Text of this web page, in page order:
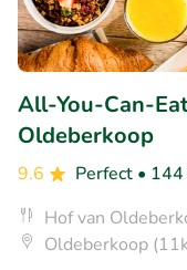
All-You-Can-
Oldeberkoop
9.6 Perfect •
Hof van
Oldeberkoop